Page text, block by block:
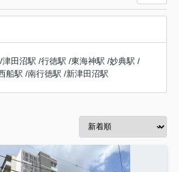
/津田沼駅 /行徳駅 /東海神駅 /妙典駅 /
船駅 /南行徳駅 /新津田沼駅